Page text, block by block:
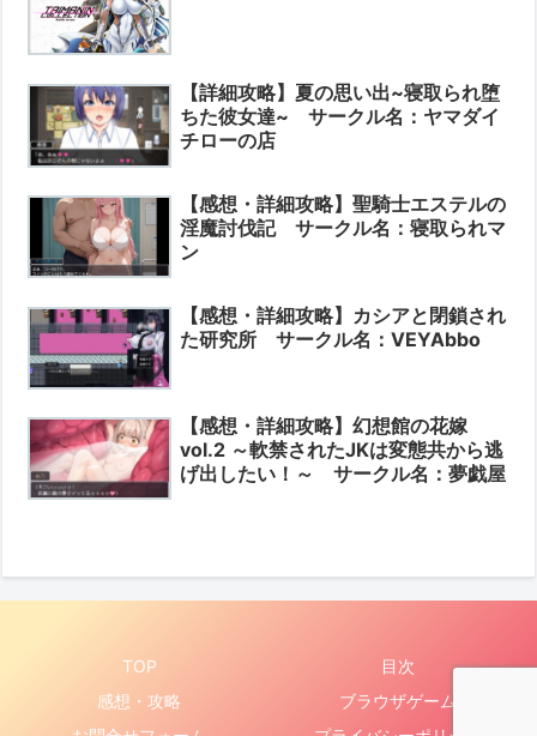
【詳細攻略】夏の思い出~寝取られ堕
ちた彼女達~ サークル名：ヤマダイ
チローの店
【感想・詳細攻略】聖騎士エステルの
淫魔討伐記 サークル名：寝取られマ
ン
【感想・詳細攻略】カシアと閉鎖され
た研究所 サークル名：VEYAbbo
【感想・詳細攻略】幻想館の花嫁
vol.2 ～軟禁されたJKは変態共から逃
げ出したい！～ サークル名：夢戯屋
TOP
目次
感想・攻略
ブラウザゲーム